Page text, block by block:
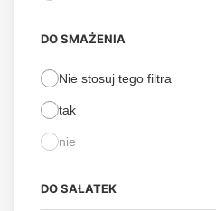
DO SMAŻENIA
Nie stosuj tego filtra
tak
nie
DO SAŁATEK